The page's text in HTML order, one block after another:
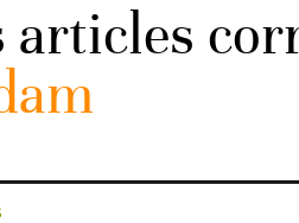
articles